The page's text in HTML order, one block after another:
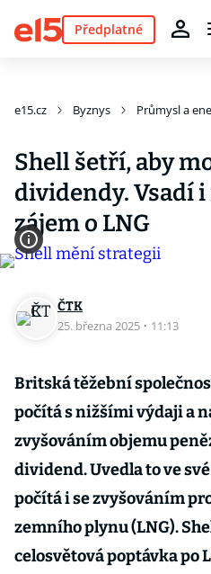
Předplatné
e15.cz Byznys Průmysl a
Shell šetří, aby
dividendy. Vsadí
zájem o LNG
ČTK
25. března 2025 · 11:13
Britská těžební
počítá s nižšími výdaji a
zvyšováním objemu
dividend. Uvedla to ve
počítá i se zvyšováním
zemního plynu (LNG).
celosvětová poptávka po